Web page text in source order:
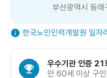
부산광역시 동
한국노인인력개발원 일자
우수기관 인증 21
만 60세 이상 구